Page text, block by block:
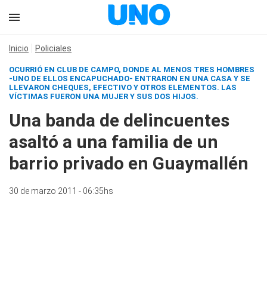
Inicio Policiales
OCURRIÓ EN CLUB DE CAMPO, DONDE AL MENOS TRES HOMBRES
-UNO DE ELLOS ENCAPUCHADO- ENTRARON EN UNA CASA Y SE
LLEVARON CHEQUES, EFECTIVO Y OTROS ELEMENTOS. LAS
VÍCTIMAS FUERON UNA MUJER Y SUS DOS HIJOS.
Una banda de delincuentes
asaltó a una familia de un
barrio privado en Guaymallén
30 de marzo 2011 - 06:35hs